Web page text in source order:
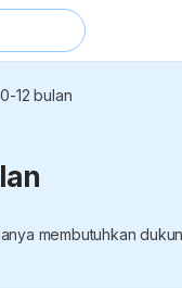
12 bulan
membutuhkan